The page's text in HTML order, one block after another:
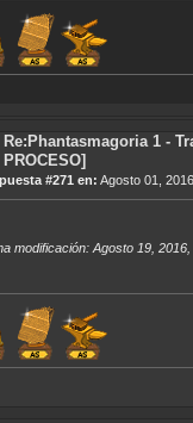
Re:Phantasmagoria 1 -
PROCESO]
#271 en: Agosto 01,
modificación: Agosto 19,